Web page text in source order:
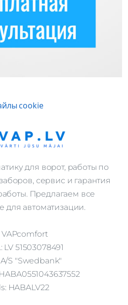
cookie
для ворот, работы по
сервис и гарантия
Предлагаем все
для автоматизации.
VAPcomfort
LV 51503078491
S "Swedbank"
HABALV22